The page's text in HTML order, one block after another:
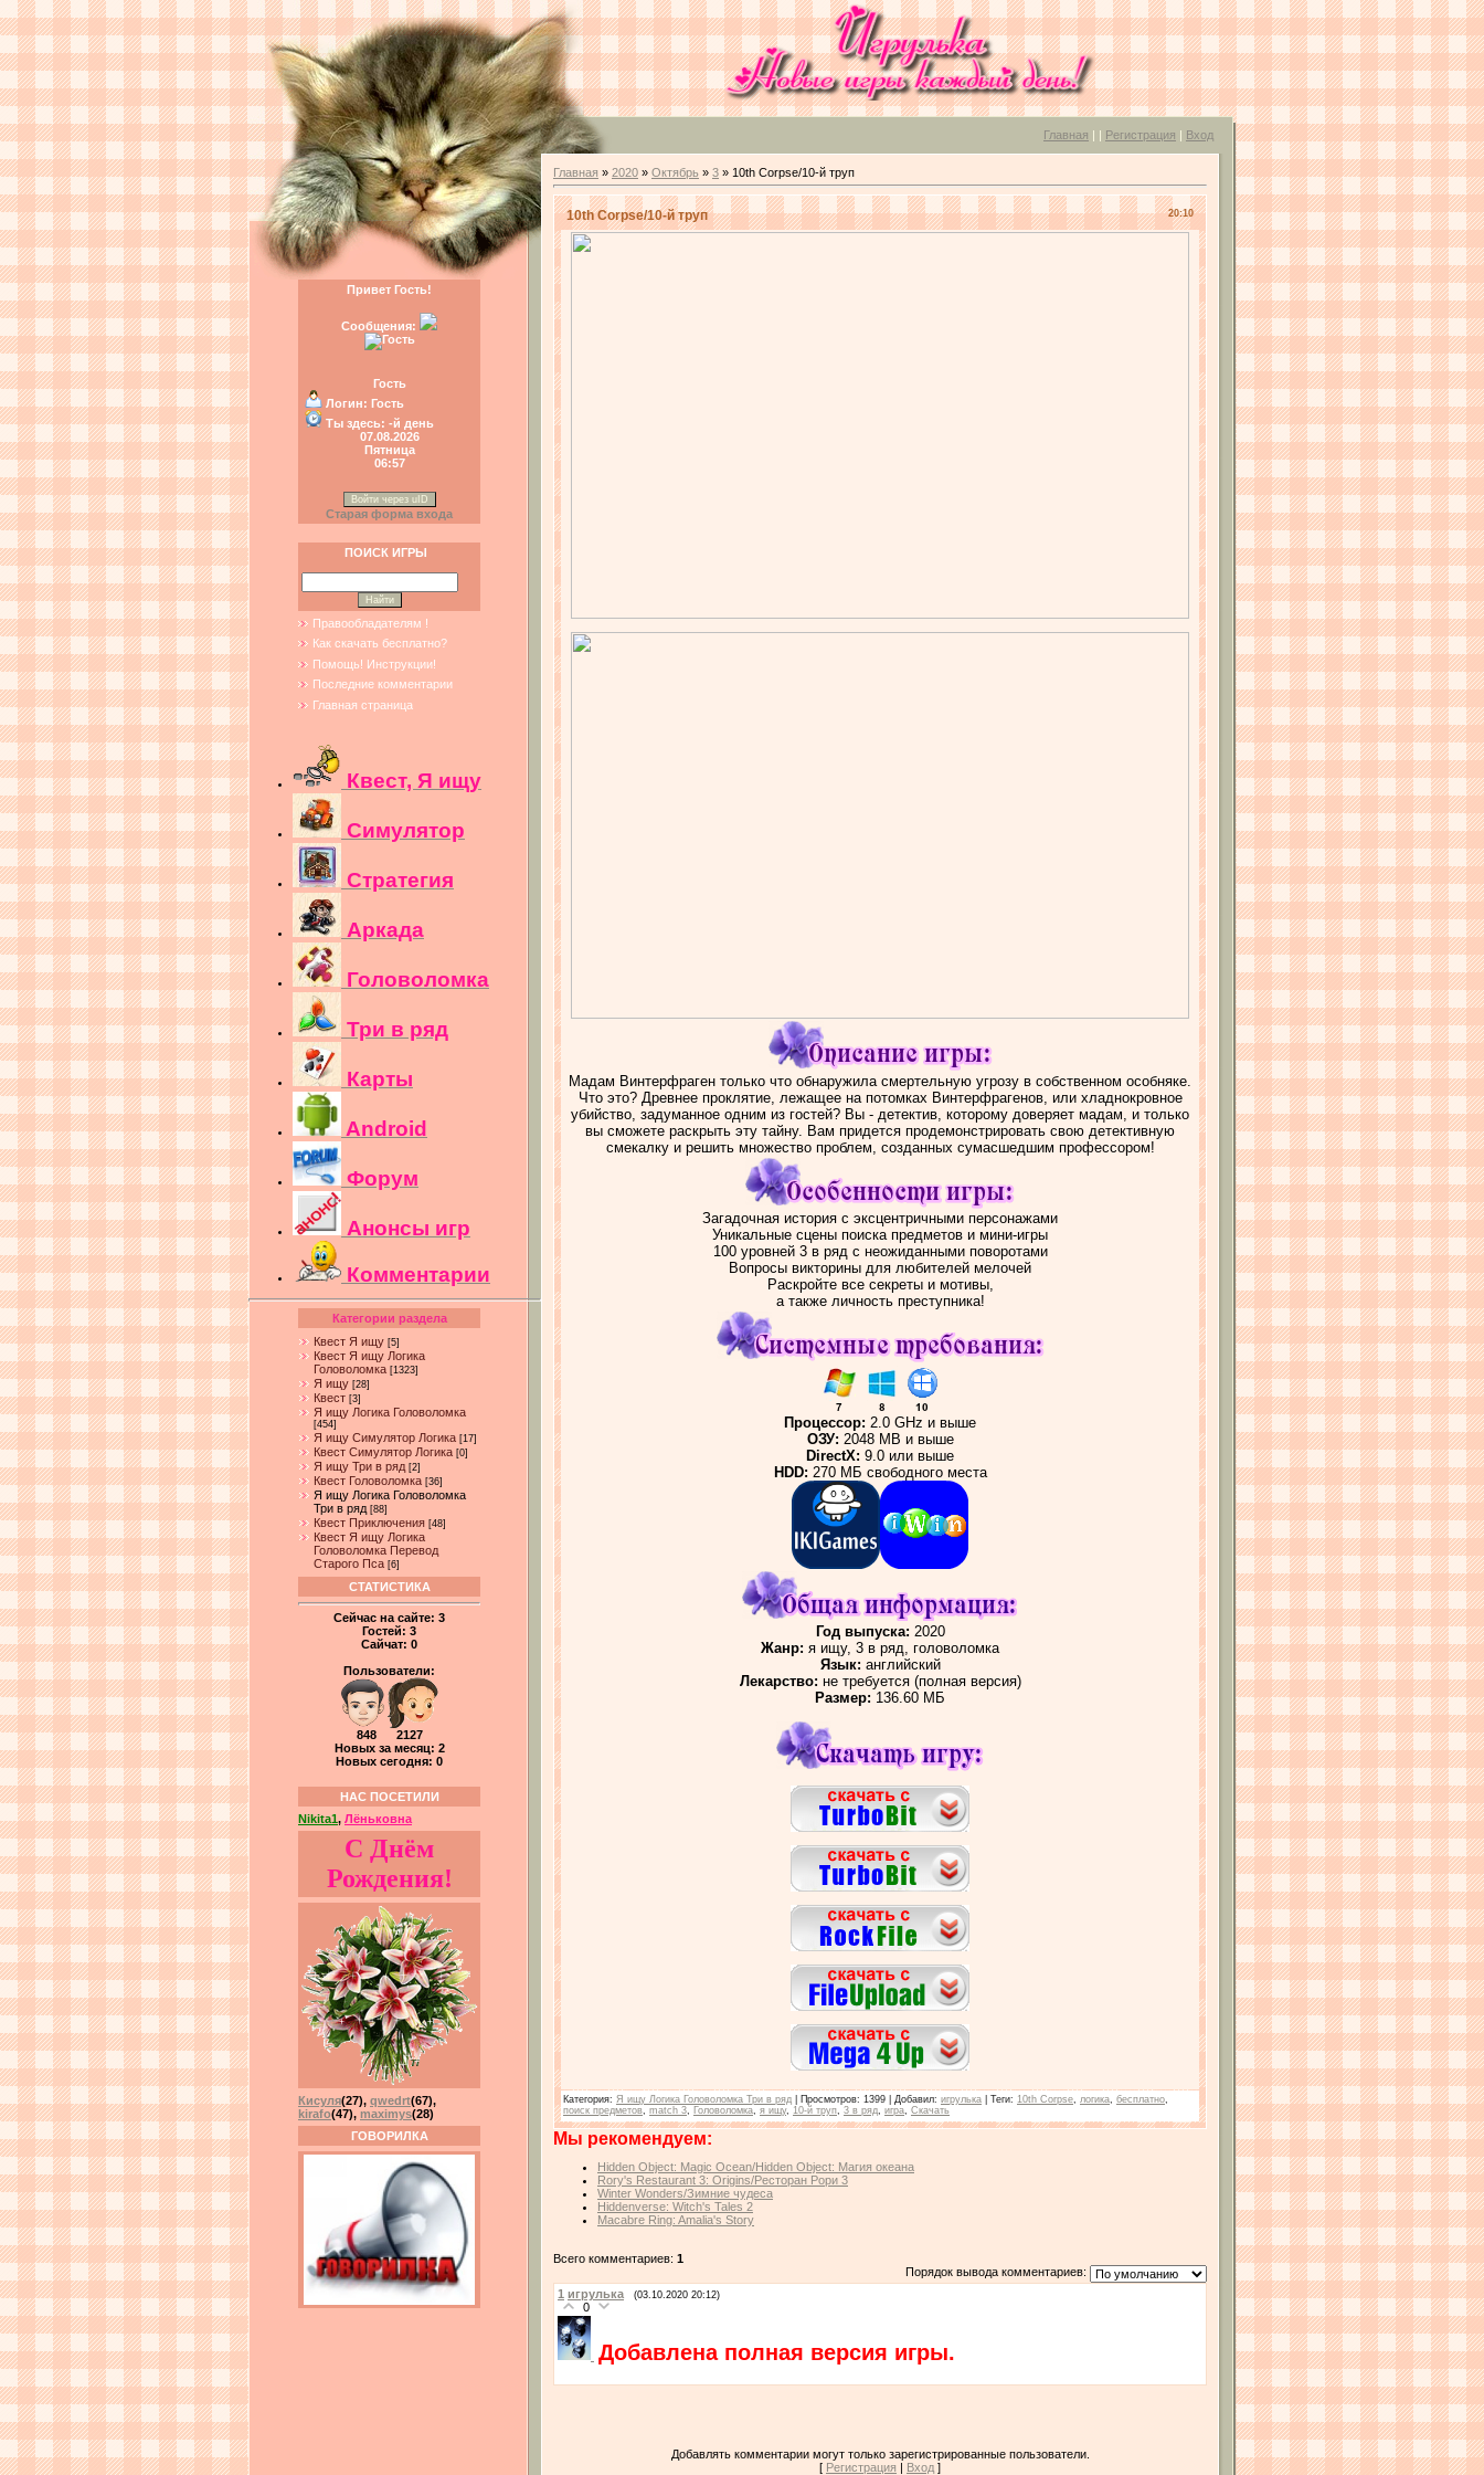
Главная | | Регистрация | Вход
Привет Гость!
Сообщения:
Гость
Логин: Гость
Ты здесь: -й день
07.08.2026
Пятница
06:57
Войти через uID
Старая форма входа
ПОИСК ИГРЫ
Правообладателям !
Как скачать бесплатно?
Помощь! Инструкции!
Последние комментарии
Главная страница
Квест, Я ищу
Симулятор
Стратегия
Аркада
Головоломка
Три в ряд
Карты
Android
Форум
Анонсы игр
Комментарии
Категории раздела
Квест Я ищу [5]
Квест Я ищу Логика
Головоломка [1323]
Я ищу [28]
Квест [3]
Я ищу Логика Головоломка
[454]
Я ищу Симулятор Логика [17]
Квест Симулятор Логика [0]
Я ищу Три в ряд [2]
Квест Головоломка [36]
Я ищу Логика Головоломка
Три в ряд [88]
Квест Приключения [48]
Квест Я ищу Логика
Головоломка Перевод
Старого Пса [6]
СТАТИСТИКА
Сейчас на сайте: 3
Гостей: 3
Сайчат: 0
Пользователи:
848 2127
Новых за месяц: 2
Новых сегодня: 0
НАС ПОСЕТИЛИ
Nikita1, Лёньковна
С Днём
Рождения!
Кисуля(27), qwedrt(67),
kirafo(47), maximys(28)
ГОВОРИЛКА
Главная » 2020 » Октябрь » 3 » 10th Corpse/10-й труп
20:10
10th Corpse/10-й труп
Мадам Винтерфраген только что обнаружила смертельную угрозу в собственном особняке.
Что это? Древнее проклятие, лежащее на потомках Винтерфрагенов, или хладнокровное
убийство, задуманное одним из гостей? Вы - детектив, которому доверяет мадам, и только
вы сможете раскрыть эту тайну. Вам придется продемонстрировать свою детективную
смекалку и решить множество проблем, созданных сумасшедшим профессором!
Загадочная история с эксцентричными персонажами
Уникальные сцены поиска предметов и мини-игры
100 уровней 3 в ряд с неожиданными поворотами
Вопросы викторины для любителей мелочей
Раскройте все секреты и мотивы,
а также личность преступника!
Процессор: 2.0 GHz и выше
ОЗУ: 2048 MB и выше
DirectX: 9.0 или выше
HDD: 270 МБ свободного места
Год выпуска: 2020
Жанр: я ищу, 3 в ряд, головоломка
Язык: английский
Лекарство: не требуется (полная версия)
Размер: 136.60 МБ
Категория: Я ищу Логика Головоломка Три в ряд Просмотров: 1399 | Добавил: игрулька Теги: 10th Corpse логика бесплатно
поиск предметов match 3 Головоломка я ищу, 10-й труп 3 в ряд игра Скачать
Мы рекомендуем:
Hidden Object: Magic Ocean/Hidden Object: Магия океана
Rory's Restaurant 3: Origins/Ресторан Рори 3
Winter Wonders/Зимние чудеса
Hiddenverse: Witch's Tales 2
Macabre Ring: Amalia's Story
Всего комментариев: 1
Порядок вывода комментариев:
1 игрулька (03.10.2020 20:12)
0
Добавлена полная версия игры.
Добавлять комментарии могут только зарегистрированные пользователи.
[ Регистрация | Вход ]